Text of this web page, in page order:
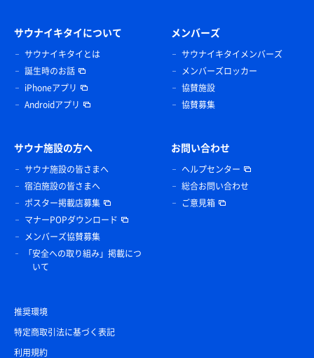
サウナイキタイについて
サウナイキタイとは
誕生時のお話
iPhoneアプリ
Androidアプリ
メンバーズ
サウナイキタイメンバーズ
メンバーズロッカー
協賛施設
協賛募集
サウナ施設の方へ
サウナ施設の皆さまへ
宿泊施設の皆さまへ
ポスター掲載店募集
マナーPOPダウンロード
メンバーズ協賛募集
「安全への取り組み」掲載につ
いて
お問い合わせ
ヘルプセンター
総合お問い合わせ
ご意見箱
推奨環境
特定商取引法に基づく表記
利用規約